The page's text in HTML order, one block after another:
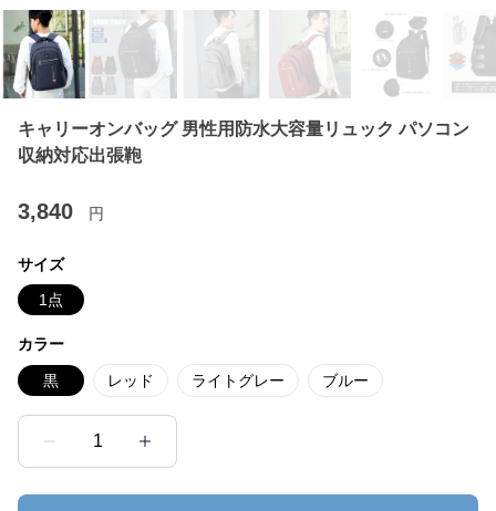
キャリーオンバッグ 男性用防水大容量リュック パソコン
収納対応出張鞄
3,840 円
サイズ
1点
カラー
黒 レッド ライトグレー ブルー
1